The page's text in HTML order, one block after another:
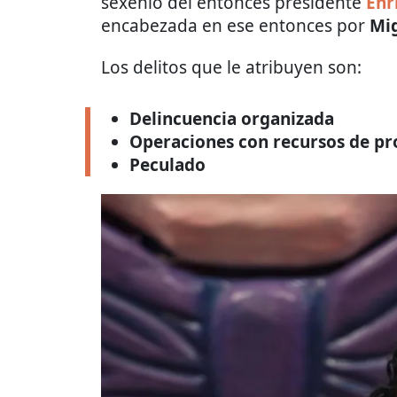
encabezada en ese entonces por
Los delitos que le atribuyen son:
Delincuencia organizada
Operaciones con recursos de
Peculado